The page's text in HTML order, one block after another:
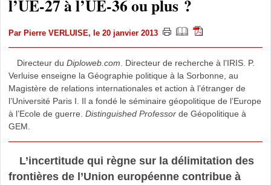
l’UE-27 à l’UE-36 ou plus ?
Par Pierre VERLUISE, le 20 janvier 2013
Directeur duDiploweb.com . Directeur de recherche à l’IRIS. P.
Verluise enseigne la Géographie politique à la Sorbonne, au
Magistère de relations internationales et action à l’étranger de
l’Université Paris I. Il a fondé le séminaire géopolitique de l’Europe
à l’Ecole de guerre. Distinguished Professorde Géopolitique à
GEM.
L’incertitude qui règne sur la délimitation des
frontières de l’Union européenne contribue à